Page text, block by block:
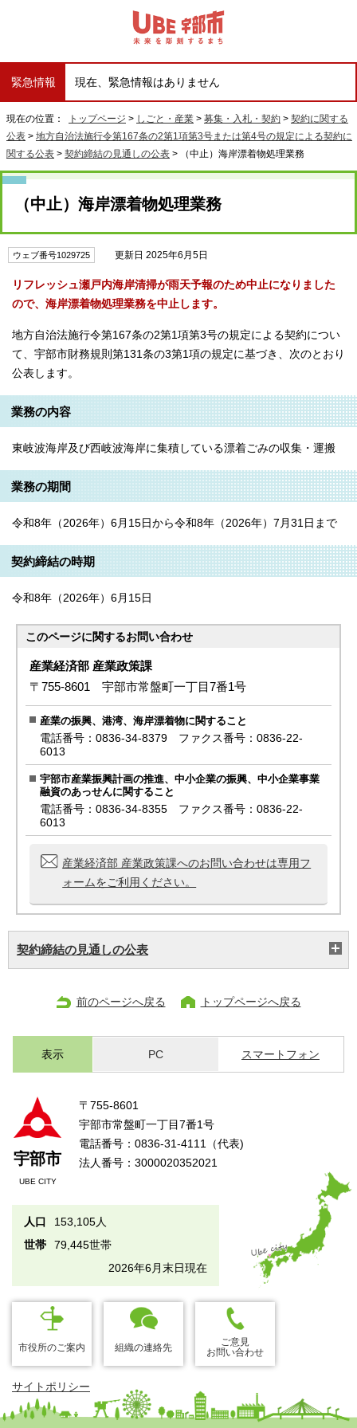
緊急情報 現在、緊急情報はありません
現在の位置： トップページ > しごと・産業 > 募集・入札・契約 > 契約に関する
公表 > 地方自治法施行令第167条の2第1項第3号または第4号の規定による契約に
関する公表 > 契約締結の見通しの公表 > （中止）海岸漂着物処理業務
（中止）海岸漂着物処理業務
ウェブ番号1029725 更新日 2025年6月5日
リフレッシュ瀬戸内海岸清掃が雨天予報のため中止になりました
ので、海岸漂着物処理業務を中止します。
地方自治法施行令第167条の2第1項第3号の規定による契約につい
て、宇部市財務規則第131条の3第1項の規定に基づき、次のとおり
公表します。
業務の内容
東岐波海岸及び西岐波海岸に集積している漂着ごみの収集・運搬
業務の期間
令和8年（2026年）6月15日から令和8年（2026年）7月31日まで
契約締結の時期
令和8年（2026年）6月15日
このページに関するお問い合わせ
産業経済部 産業政策課
〒755-8601 宇部市常盤町一丁目7番1号
産業の振興、港湾、海岸漂着物に関すること
電話番号：0836-34-8379 ファクス番号：0836-22-
6013
宇部市産業振興計画の推進、中小企業の振興、中小企業事業
融資のあっせんに関すること
電話番号：0836-34-8355 ファクス番号：0836-22-
6013
産業経済部 産業政策課へのお問い合わせは専用フ
ォームをご利用ください。
契約締結の見通しの公表
前のページへ戻る トップページへ戻る
表示 PC スマートフォン
宇部市
UBE CITY
〒755-8601
宇部市常盤町一丁目7番1号
電話番号：0836-31-4111（代表)
法人番号：3000020352021
人口
153,105人
世帯
79,445世帯
2026年6月末日現在
市役所のご案内 組織の連絡先
ご意見
お問い合わせ
サイトポリシー